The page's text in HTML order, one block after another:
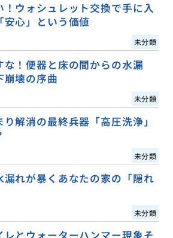
ウォシュレット交換で手に入
心」という価値
未分類
な！便器と床の間からの水漏
崩壊の序曲
未分類
解消の最終兵器「高圧洗浄」
未分類
漏れが暴くあなたの家の「隠れ
未分類